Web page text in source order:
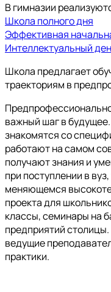
В гимназии
Школа полного дня
Эффективная
Интеллектуальный
Школа предлагает
траекториям в
важный шаг в
знакомятся со
работают на самом
получают знания и
при поступлении в
меняющемся
проекта для
классы, семинары на
предприятий
ведущие
практики.